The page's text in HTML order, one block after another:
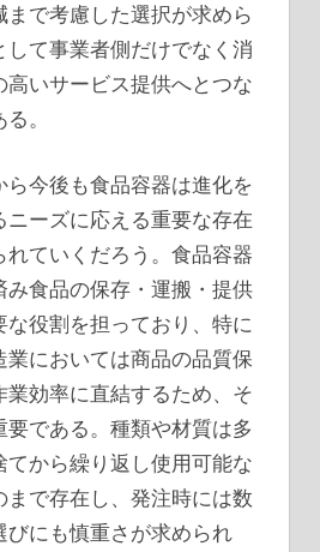
で考慮した選択が求めら
して事業者側だけでなく消
高いサービス提供へとつな
。
ら今後も食品容器は進化を
ニーズに応える重要な存在
れていくだろう。食品容器
み食品の保存・運搬・提供
な役割を担っており、特に
業においては商品の品質保
業効率に直結するため、そ
である。種類や材質は多
てから繰り返し使用可能な
まで存在し、発注時には数
びにも慎重さが求められ